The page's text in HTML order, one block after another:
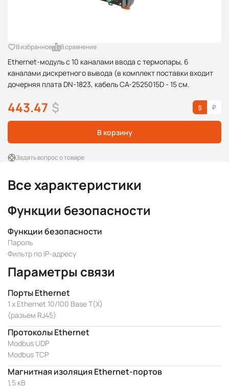
Ethernet-модуль с 10 каналами ввода с термопары, 6
каналами дискретного вывода (в комплект поставки входит
дочерняя плата DN-1823, кабель CA-2525015D - 15 см.
В избранное В сравнение
443.47 $
В корзину
Задать вопрос о товаре
Все характеристики
Функции безопасности
Функции безопасности
Пароль
Фильтр по IP-адресу
Параметры связи
Порты Ethernet
1 x Ethernet 10/100 Base T(X)
(разъем RJ45)
Протоколы Ethernet
Modbus UDP
Modbus TCP
Магнитная изоляция Ethernet-портов
1,5 кВ